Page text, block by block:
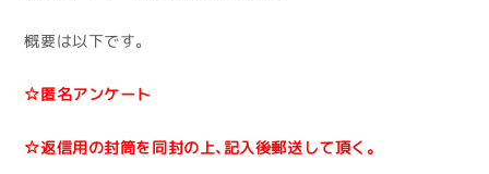
概要は以下です。
☆匿名アンケート
☆返信用の封筒を同封の上、記入後郵送して頂く。